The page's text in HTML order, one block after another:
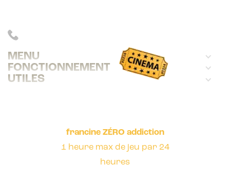
MENU
FONCTIONNEMENT
UTILES
francine ZÉRO addiction
1 heure max de jeu par 24
heures